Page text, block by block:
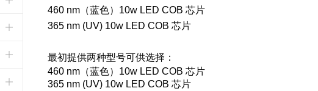
460 nm（蓝色）10w LED COB 芯片
365 nm (UV) 10w LED COB 芯片
最初提供两种型号可供选择：
460 nm（蓝色）10w LED COB 芯片
365 nm (UV) 10w LED COB 芯片